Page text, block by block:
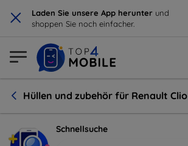
× Laden Sie unsere App herunter und
shoppen Sie noch einfacher.
Hüllen und zubehör für Renault Clio
Schnellsuche